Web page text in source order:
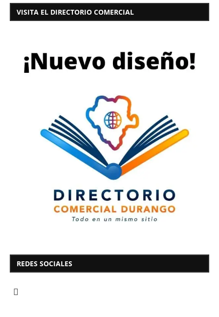
VISITA EL DIRECTORIO COMERCIAL
REDES SOCIALES